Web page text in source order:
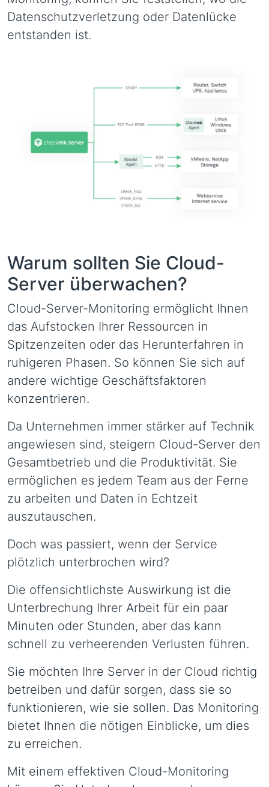
Datenschutzverletzung oder Datenlücke
entstanden ist.
Warum sollten Sie Cloud-
Server überwachen?
Cloud-Server-Monitoring ermöglicht Ihnen
das Aufstocken Ihrer Ressourcen in
Spitzenzeiten oder das Herunterfahren in
ruhigeren Phasen. So können Sie sich auf
andere wichtige Geschäftsfaktoren
konzentrieren.
Da Unternehmen immer stärker auf Technik
angewiesen sind, steigern Cloud-Server den
Gesamtbetrieb und die Produktivität. Sie
ermöglichen es jedem Team aus der Ferne
zu arbeiten und Daten in Echtzeit
auszutauschen.
Doch was passiert, wenn der Service
plötzlich unterbrochen wird?
Die offensichtlichste Auswirkung ist die
Unterbrechung Ihrer Arbeit für ein paar
Minuten oder Stunden, aber das kann
schnell zu verheerenden Verlusten führen.
Sie möchten Ihre Server in der Cloud richtig
betreiben und dafür sorgen, dass sie so
funktionieren, wie sie sollen. Das Monitoring
bietet Ihnen die nötigen Einblicke, um dies
zu erreichen.
Mit einem effektiven Cloud-Monitoring